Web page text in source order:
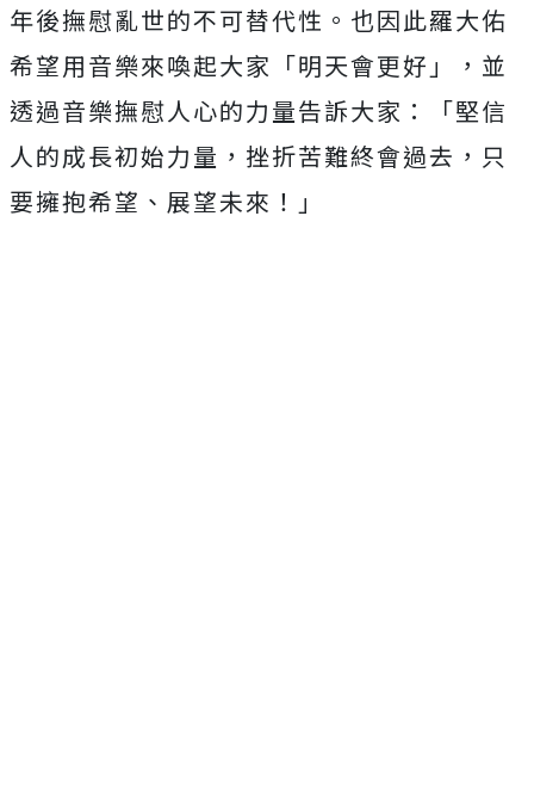
年後撫慰亂世的不可替代性。也因此羅大佑
希望用音樂來喚起大家「明天會更好」，並
透過音樂撫慰人心的力量告訴大家：「堅信
人的成長初始力量，挫折苦難終會過去，只
要擁抱希望、展望未來！」